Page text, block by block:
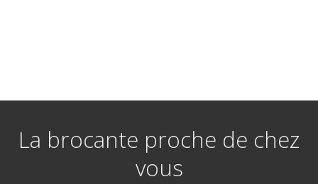
La brocante proche de chez
vous